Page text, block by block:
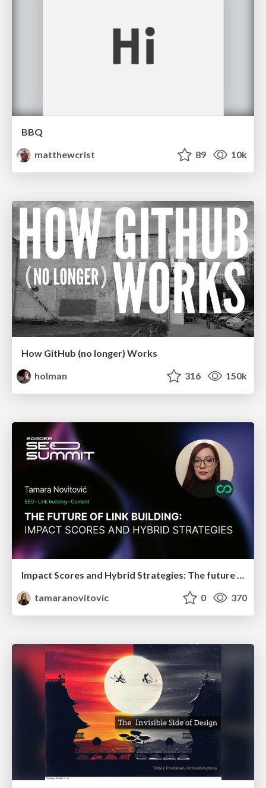
BBQ
matthewcrist
89 10k
How GitHub (no longer) Works
holman
316 150k
Impact Scores and Hybrid Strategies: The future of link building
tamaranovitovic
0 370